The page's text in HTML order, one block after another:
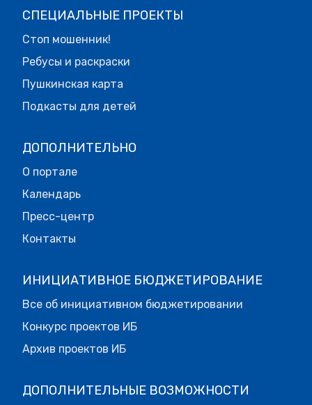
СПЕЦИАЛЬНЫЕ ПРОЕКТЫ
Стоп мошенник!
Ребусы и раскраски
Пушкинская карта
Подкасты для детей
ДОПОЛНИТЕЛЬНО
О портале
Календарь
Пресс-центр
Контакты
ИНИЦИАТИВНОЕ БЮДЖЕТИРОВАНИЕ
Все об инициативном бюджетировании
Конкурс проектов ИБ
Архив проектов ИБ
ДОПОЛНИТЕЛЬНЫЕ ВОЗМОЖНОСТИ